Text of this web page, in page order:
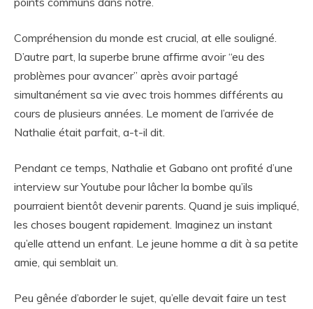
Compréhension du monde est crucial, at elle souligné.
D’autre part, la superbe brune affirme avoir “eu des
problèmes pour avancer” après avoir partagé
simultanément sa vie avec trois hommes différents au
cours de plusieurs années. Le moment de l’arrivée de
Nathalie était parfait, a-t-il dit.
Pendant ce temps, Nathalie et Gabano ont profité d’une
interview sur Youtube pour lâcher la bombe qu’ils
pourraient bientôt devenir parents. Quand je suis impliqué,
les choses bougent rapidement. Imaginez un instant
qu’elle attend un enfant. Le jeune homme a dit à sa petite
amie, qui semblait un.
Peu gênée d’aborder le sujet, qu’elle devait faire un test